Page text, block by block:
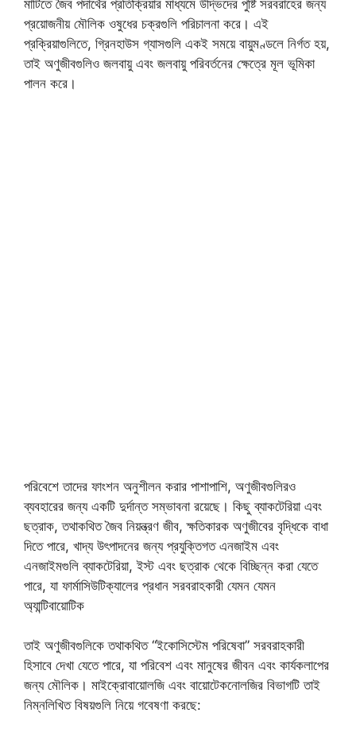
মাটিতে জৈব পদার্থের প্রতিক্রিয়ার মাধ্যমে উদ্ভিদের পুষ্টি সরবরাহের জন্য
প্রয়োজনীয় মৌলিক ওষুধের চক্রগুলি পরিচালনা করে। এই
প্রক্রিয়াগুলিতে, গ্রিনহাউস গ্যাসগুলি একই সময়ে বায়ুমণ্ডলে নির্গত হয়,
তাই অণুজীবগুলিও জলবায়ু এবং জলবায়ু পরিবর্তনের ক্ষেত্রে মূল ভূমিকা
পালন করে।
পরিবেশে তাদের ফাংশন অনুশীলন করার পাশাপাশি, অণুজীবগুলিরও
ব্যবহারের জন্য একটি দুর্দান্ত সম্ভাবনা রয়েছে। কিছু ব্যাকটেরিয়া এবং
ছত্রাক, তথাকথিত জৈব নিয়ন্ত্রণ জীব, ক্ষতিকারক অণুজীবের বৃদ্ধিকে বাধা
দিতে পারে, খাদ্য উৎপাদনের জন্য প্রযুক্তিগত এনজাইম এবং
এনজাইমগুলি ব্যাকটেরিয়া, ইস্ট এবং ছত্রাক থেকে বিচ্ছিন্ন করা যেতে
পারে, যা ফার্মাসিউটিক্যালের প্রধান সরবরাহকারী যেমন যেমন
অ্যান্টিবায়োটিক
তাই অণুজীবগুলিকে তথাকথিত “ইকোসিস্টেম পরিষেবা” সরবরাহকারী
হিসাবে দেখা যেতে পারে, যা পরিবেশ এবং মানুষের জীবন এবং কার্যকলাপের
জন্য মৌলিক। মাইক্রোবায়োলজি এবং বায়োটেকনোলজির বিভাগটি তাই
নিম্নলিখিত বিষয়গুলি নিয়ে গবেষণা করছে: